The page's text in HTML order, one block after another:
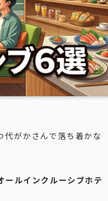
がかさんで落ち着かな
ールインクルーシブホテ